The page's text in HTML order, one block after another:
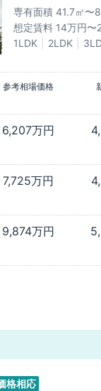
専有面積 41.7㎡〜
想定賃料 14万円〜
1LDK
2LDK
参考相場価格
6,207万円
7,725万円
9,874万円
格相応